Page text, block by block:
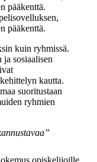
pääkenttä.
kuin ryhmissä.
ja sosiaalisen
kautta.
suoritustaan
ryhmien
opiskelijoille,